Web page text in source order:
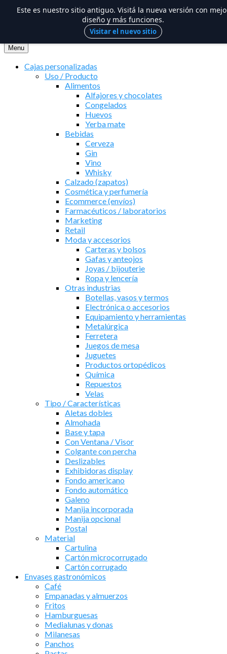
al
contenido
Menu
Cajas personalizadas
Uso / Producto
Alimentos
Alfajores y chocolates
Congelados
Huevos
Yerba mate
Bebidas
Cerveza
Gin
Vino
Whisky
Calzado (zapatos)
Cosmética y perfumería
Ecommerce (envíos)
Farmacéuticos / laboratorios
Marketing
Retail
Moda y accesorios
Carteras y bolsos
Gafas y anteojos
Joyas / bijouterie
Ropa y lencería
Otras industrias
Botellas, vasos y termos
Electrónica o accesorios
Equipamiento y herramientas
Metalúrgica
Ferretera
Juegos de mesa
Juguetes
Productos ortopédicos
Química
Repuestos
Velas
Tipo / Características
Aletas dobles
Almohada
Base y tapa
Con Ventana / Visor
Colgante con percha
Deslizables
Exhibidoras display
Fondo americano
Fondo automático
Galeno
Manija incorporada
Manija opcional
Postal
Material
Cartulina
Cartón microcorrugado
Cartón corrugado
Envases gastronómicos
Café
Empanadas y almuerzos
Fritos
Hamburguesas
Medialunas y donas
Milanesas
Panchos
Este es nuestro sitio antiguo. Visitá la nueva versión con
diseño y más funciones.
Visitar el nuevo sitio